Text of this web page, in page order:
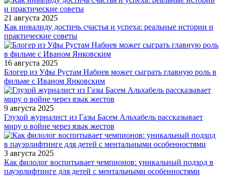
21 августа 2025
Как инвалиду достичь счастья и успеха: реальные истории и
практические советы
16 августа 2025
Блогер из Уфы Рустам Набиев может сыграть главную роль в
фильме с Иваном Янковским
9 августа 2025
Глухой журналист из Газы Басем Альхабель рассказывает
миру о войне через язык жестов
3 августа 2025
Как филолог воспитывает чемпионов: уникальный подход в
пауэрлифтинге для детей с ментальными особенностями